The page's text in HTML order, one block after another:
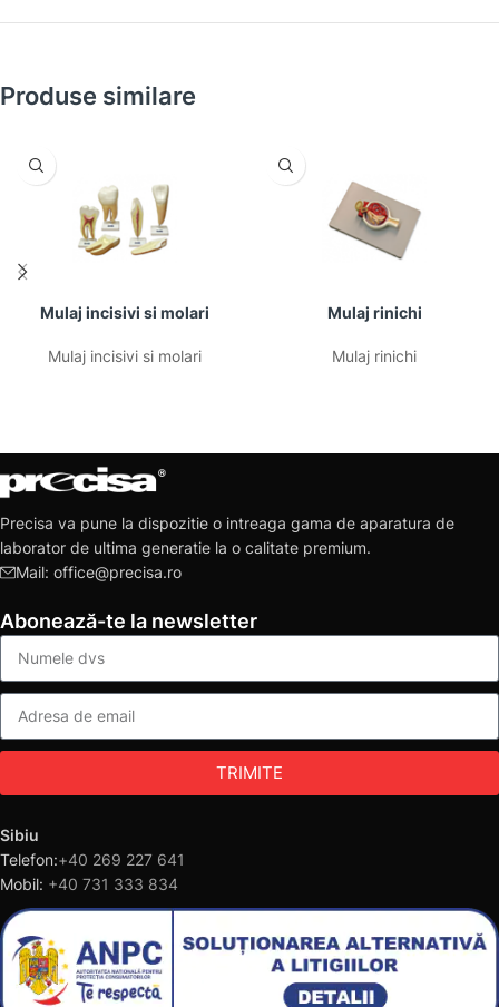
Produse similare
Mulaj incisivi si molari
Mulaj incisivi si molari
Mulaj rinichi
Mulaj rinichi
Precisa va pune la dispozitie o intreaga gama de aparatura de
laborator de ultima generatie la o calitate premium.
Mail: office@precisa.ro
Abonează-te la newsletter
TRIMITE
Sibiu
Telefon:+40 269 227 641
Mobil: +40 731 333 834